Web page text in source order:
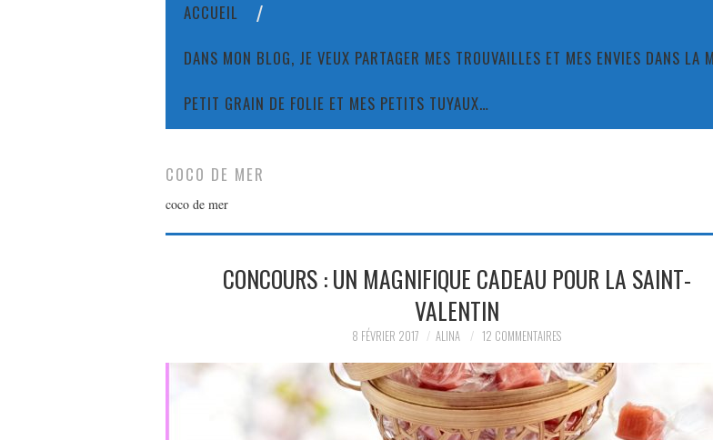
ACCUEIL
DANS MON BLOG, JE VEUX PARTAGER MES TROUVAILLES ET MES ENVIES DANS
PETIT GRAIN DE FOLIE ET MES PETITS TUYAUX…
COCO DE MER
coco de mer
CONCOURS : UN MAGNIFIQUE CADEAU POUR LA SAINT-
VALENTIN
8 FÉVRIER 2017 ALINA 12 COMMENTAIRES